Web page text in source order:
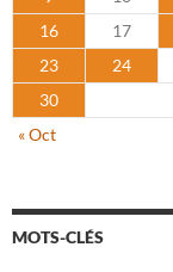
16
17
23
24
30
« Oct
MOTS-CLÉS